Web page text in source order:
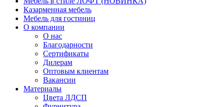
Казарменная мебель
Мебель для гостиниц
О компании
О нас
Благодарности
Сертификаты
Дилерам
Оптовым клиентам
Вакансии
Материалы
Цвета ЛДСП